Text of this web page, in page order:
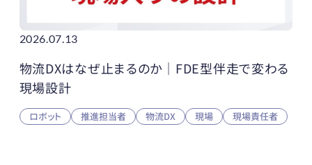
2026.07.13
物流DXはなぜ止まるのか｜FDE型伴走で変わる
現場設計
ロボット 推進担当者 物流DX 現場 現場責任者